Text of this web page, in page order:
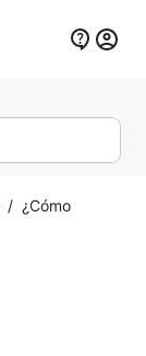
/ ¿Cómo